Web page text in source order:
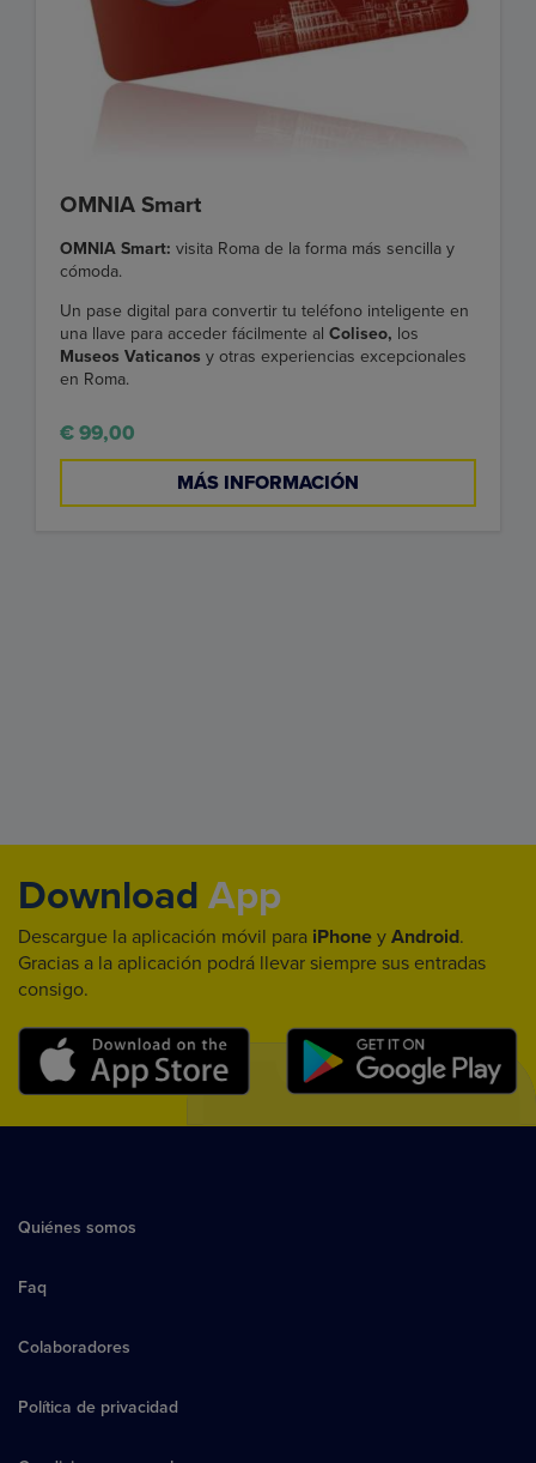
OMNIA Smart
OMNIA Smart: visita Roma de la forma más sencilla y
cómoda.
Un pase digital para convertir tu teléfono inteligente en
una llave para acceder fácilmente al Coliseo, los
Museos Vaticanos y otras experiencias excepcionales
en Roma.
€ 99,00
MÁS INFORMACIÓN
Download App
Descargue la aplicación móvil para iPhone y Android.
Gracias a la aplicación podrá llevar siempre sus entradas
consigo.
Quiénes somos
Faq
Colaboradores
Política de privacidad